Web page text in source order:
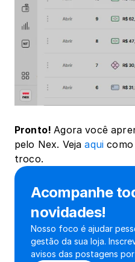
Pronto! Agora você
pelo Nex. Veja aqui
troco.
Acompanhe
novidades!
Nosso foco é ajudar
gestão da sua loja.
avisos das postagens por